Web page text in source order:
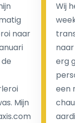
Een van de
luchthaventaxi's
tegenstelling tot
brengen wij u
We hebben
wachttijd als uw
naar
Mijn
Wij
erg
een